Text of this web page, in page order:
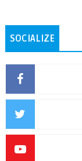
SOCIALIZE